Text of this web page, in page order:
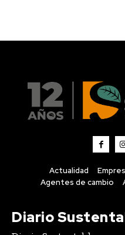
Actualidad
Agentes de cambio
Diario
Diario Sustentable es
que están impulsando